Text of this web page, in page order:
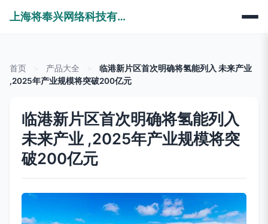
上海将奉兴网络科技有限公司
首页 产品大全
临港新片区首次明确将氢能列入 未来产业
,2025年产业规模将突破200亿元
临港新片区首次明确将氢能列入
未来产业 ,2025年产业规模将突
破200亿元